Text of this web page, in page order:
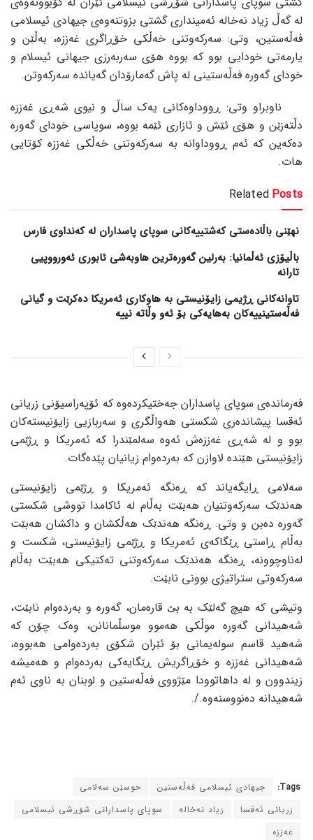
لە گەڵ زیاد نەخالە ئەمینداری گشتی بزوتنەوەی جیهادی ئیسلامی
فەڵەستین، وتی: سەرکەوتنی خەڵکی خۆڕاگری غەززە، بەڵێن و
یارمەتی خودایی بوو کە بووە هۆی سەربەرزی جیهانی ئیسلام و
خودای گەورە فەڵەستینی لە پاش گەمارۆدان گەیاندە سەرکەوتن.
ناوبراو وتی: ڕووداوەکانی یەک ساڵ و نیوی شەڕی غەززە
دڵتەزێن و هۆی ئێش و ئازاری ئێمە بووە، سوپاسی خودای گەورە
دەکەین کە ئەم ڕووداوانە بە سەرکەوتنی خەڵکی غەززە کۆتایی
هات.
Related Posts
نهێنی باڵادەستی کەشتییەکانی سوپای پاسداران لە کەنداوی فارس
باڵیۆزی ئەڵمانیا: بەرلین گەورەترین هاوبەشی ئابوری ئەورووپیی
تارانە
تاوانەکانی ڕژیمی زایۆنیستی بە هاوکاری ئەمریکا دەکرێت و گیانی
فەڵەستینییەکان بەهایەکی بۆ ئەو وڵاتە نییە
فەرماندەی سوپای پاسداران جەختیکردەوە کە ئۆپەراسیۆنی زریانی
ئەقسا پیشاندەری شکستی هەواڵگری و سەربازیی زایۆنیستەکان
بوو و لە شەڕی غەززەش ئەوە سەلمێندرا کە ئەمریکا و ڕژێمی
زایۆنیستی هێندە لاوازن کە بەردەوام زیانیان پێدەگات.
سەلامی ڕایگەیاند کە ڕەنگە ئەمریکا و ڕژێمی زایۆنیستی
هەندێک سەرکەوتنیان هەبێت بەڵام لە ئاکامدا تووشی شکستی
گەورە دەبن و وتی: ڕەنگە هەندێک هەڵکشان و داکشان هەبێت
بەڵام ڕاستی ڕێگاکەی ئەمریکا و ڕژێمی زایۆنیستی، شکست و
لەناوچوونە، ڕەنگە هەندێک سەرکەوتنی تەکتیکی هەبێت بەڵام
سەرکەوتی ستراتیژی بوونی نابێت.
وتیشی کە هیچ گەلێک بە بێ قارەمان، گەورە و بەردەوام نابێت،
شەهیدانی گەورە موڵکی هەموو موسڵمانانن، وەک چۆن کە
شەهید قاسم سولەیمانی بۆ ئێران شکۆی بەردەوامی هەبووە،
شەهیدانی غەززە و خۆڕاگریش ڕێگایەکی بەردەوام و هەمیشە
زیندوون و لە داهاتوودا مێژووی فەڵەستین و لوبنان بە ناوی ئەم
شەهیدانە دەنووسنەوە./.
Tags: جیهادی ئیسلامی فەڵەستین
حوسێن سەلامی
زریانی ئەقسا
زیاد نەخالە
سوپای پاسدارانی شۆڕشی ئیسلامی
غەززە